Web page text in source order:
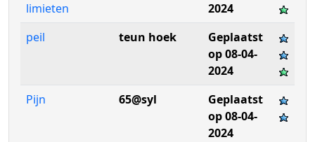
limieten
2024
peil
teun hoek
Geplaatst
op 08-04-
2024
Pijn
65@syl
Geplaatst
op 08-04-
2024